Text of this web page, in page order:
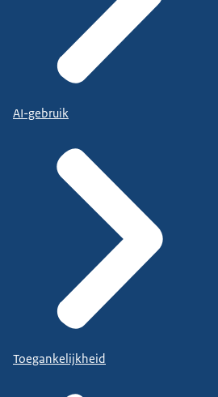
AI-gebruik
Toegankelijkheid